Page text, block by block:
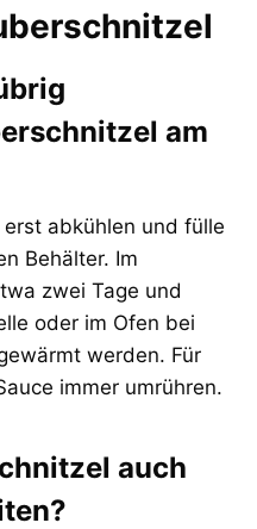
am
abkühlen und fülle
Behälter. Im
zwei Tage und
oder im Ofen bei
werden. Für
immer umrühren.
auch